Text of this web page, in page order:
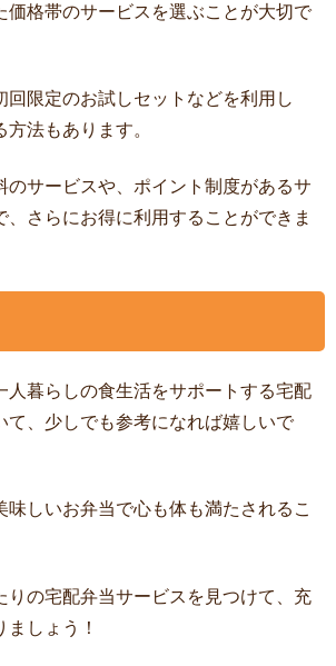
価格帯のサービスを選ぶことが大切で
回限定のお試しセットなどを利用し
法もあります。
のサービスや、ポイント制度があるサ
、さらにお得に利用することができま
人暮らしの食生活をサポートする宅配
て、少しでも参考になれば嬉しいで
味しいお弁当で心も体も満たされるこ
りの宅配弁当サービスを見つけて、充
しょう！